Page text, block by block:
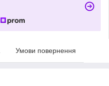
Умови повернення